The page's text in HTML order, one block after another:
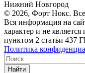
Нижний Новгород
© 2026, Форт Нокс.
Вся информация на
характер и не
пунктом 2 статьи 437
Политика
Найти